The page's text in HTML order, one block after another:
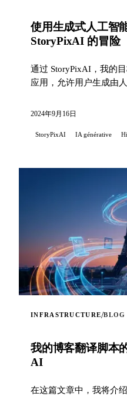
使用生成式人工智
StoryPixAI 的冒险
通过 StoryPixAI，我的
应用，允许用户生成由
2024年9月16日
StoryPixAI IA générative
INFRASTRUCTURE/BLOG
我的博客翻译脚本
AI
在这篇文章中，我将介